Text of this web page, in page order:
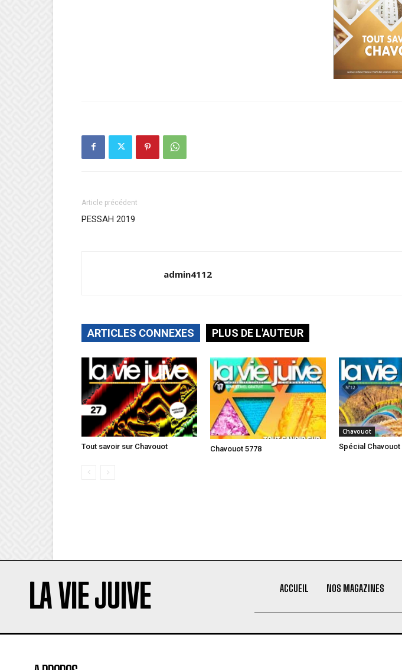
Article précédent
PESSAH 2019
admin4112
ARTICLES CONNEXES PLUS DE L'AUTEUR
Tout savoir sur Chavouot Chavouot 5778
Chavouot
Spécial Chavouot
LA VIE JUIVE ACCUEIL NOS MAGAZINES